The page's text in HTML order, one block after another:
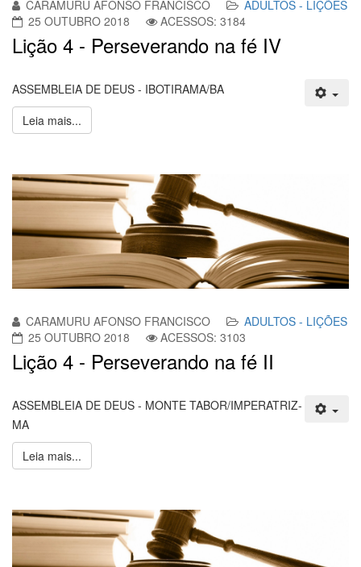
CARAMURU AFONSO FRANCISCO
ADULTOS - LIÇÕES
25 OUTUBRO 2018
ACESSOS: 3184
Lição 4 - Perseverando na fé IV
ASSEMBLEIA DE DEUS - IBOTIRAMA/BA
Leia mais...
CARAMURU AFONSO FRANCISCO
ADULTOS - LIÇÕES
25 OUTUBRO 2018
ACESSOS: 3103
Lição 4 - Perseverando na fé II
ASSEMBLEIA DE DEUS - MONTE TABOR/IMPERATRIZ-
MA
Leia mais...